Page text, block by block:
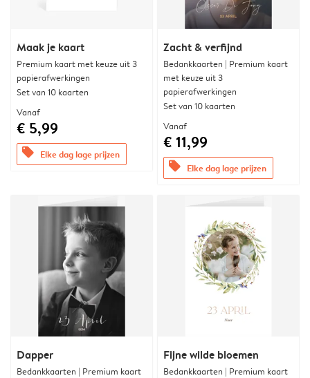
Maak je kaart
Premium kaart met keuze uit 3
papierafwerkingen
Set van 10 kaarten
Vanaf
€ 5,99
offers Elke dag lage prijzen
Zacht & verfijnd
Bedankkaarten | Premium kaart
met keuze uit 3
papierafwerkingen
Set van 10 kaarten
Vanaf
€ 11,99
offers Elke dag lage prijzen
Dapper
Bedankkaarten | Premium kaart
Fijne wilde bloemen
Bedankkaarten | Premium kaart